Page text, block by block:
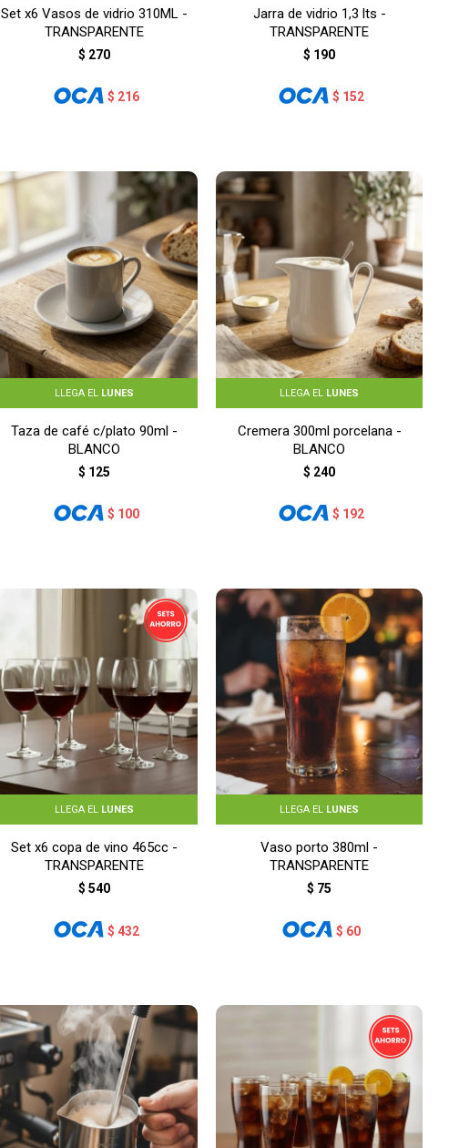
Set x6 Vasos de vidrio 310ML -
TRANSPARENTE
$ 270
$ 216
Jarra de vidrio 1,3 lts -
TRANSPARENTE
$ 190
$ 152
LLEGA EL LUNES
Taza de café c/plato 90ml -
BLANCO
$ 125
$ 100
LLEGA EL LUNES
Cremera 300ml porcelana -
BLANCO
$ 240
$ 192
LLEGA EL LUNES
Set x6 copa de vino 465cc -
TRANSPARENTE
$ 540
$ 432
LLEGA EL LUNES
Vaso porto 380ml -
TRANSPARENTE
$ 75
$ 60